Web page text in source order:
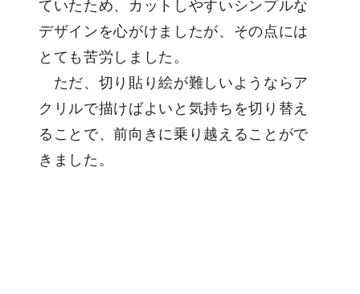
ていたため、カットしやすいシンプルな
デザインを心がけましたが、その点には
とても苦労しました。
ただ、切り貼り絵が難しいようならア
クリルで描けばよいと気持ちを切り替え
ることで、前向きに乗り越えることがで
きました。